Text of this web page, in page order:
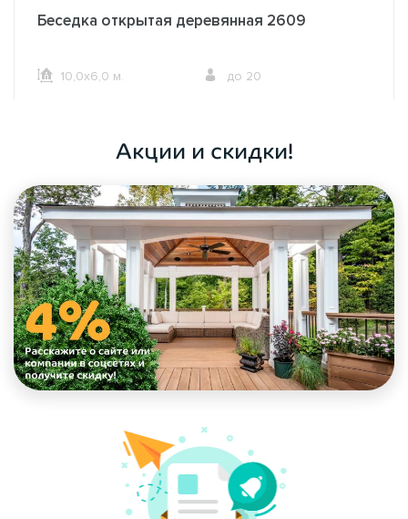
Беседка открытая деревянная 2609
10,0х6,0 м. до 20
Акции и скидки!